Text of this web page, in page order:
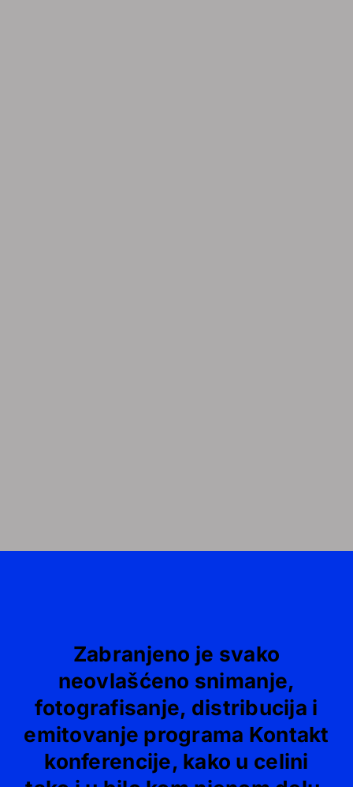
Zabranjeno je svako
neovlašćeno snimanje,
fotografisanje, distribucija i
emitovanje programa Kontakt
konferencije, kako u celini